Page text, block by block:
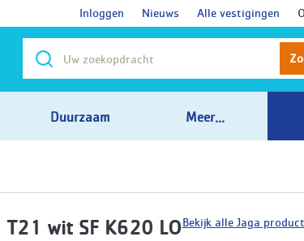
Inloggen Nieuws Alle vestigingen
Duurzaam Meer...
wit SF K620 LOBekijk alle Jaga